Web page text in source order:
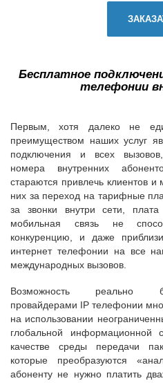
Бесплатное
телефонии
Первым, хотя далеко не
преимуществом наших услуг
подключения и всех
номера внутренних
стараются привлечь клиентов
них за переход на тарифные
за звонки внутри сети,
мобильная связь не
конкуренцию, и даже
интернет телефонии на все
международных вызовов.
Возможность реально
провайдерами IP телефонии
на использовании
глобальной информационной
качестве среды передачи
которые преобразуются
абоненту не нужно платить